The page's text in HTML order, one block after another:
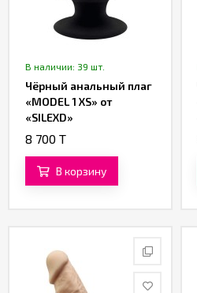
В наличии: 39 шт.
Чёрный анальный плаг
«MODEL 1 XS» от
«SILEXD»
8 700 T
В корзину